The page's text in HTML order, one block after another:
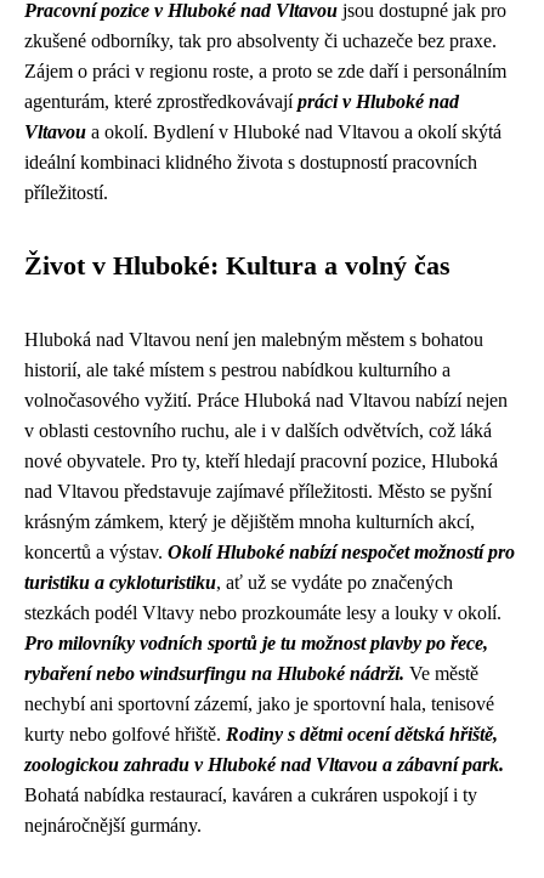
Pracovní pozice v Hluboké nad Vltavou jsou dostupné jak pro
zkušené odborníky, tak pro absolventy či uchazeče bez praxe.
Zájem o práci v regionu roste, a proto se zde daří i personálním
agenturám, které zprostředkovávajípráci v Hluboké nad
Vltavou a okolí. Bydlení v Hluboké nad Vltavou a okolí skýtá
ideální kombinaci klidného života s dostupností pracovních
příležitostí.
Život v Hluboké: Kultura a volný čas
Hluboká nad Vltavou není jen malebným městem s bohatou
historií, ale také místem s pestrou nabídkou kulturního a
volnočasového vyžití. Práce Hluboká nad Vltavou nabízí nejen
v oblasti cestovního ruchu, ale i v dalších odvětvích, což láká
nové obyvatele. Pro ty, kteří hledají pracovní pozice, Hluboká
nad Vltavou představuje zajímavé příležitosti. Město se pyšní
krásným zámkem, který je dějištěm mnoha kulturních akcí,
koncertů a výstav. Okolí Hluboké nabízí nespočet možností pro
turistiku a cykloturistiku, ať už se vydáte po značených
stezkách podél Vltavy nebo prozkoumáte lesy a louky v okolí.
Pro milovníky vodních sportů je tu možnost plavby po řece,
rybaření nebo windsurfingu na Hluboké nádrži. Ve městě
nechybí ani sportovní zázemí, jako je sportovní hala, tenisové
kurty nebo golfové hřiště. Rodiny s dětmi ocení dětská hřiště,
zoologickou zahradu v Hluboké nad Vltavou a zábavní park.
Bohatá nabídka restaurací, kaváren a cukráren uspokojí i ty
nejnáročnější gurmány.